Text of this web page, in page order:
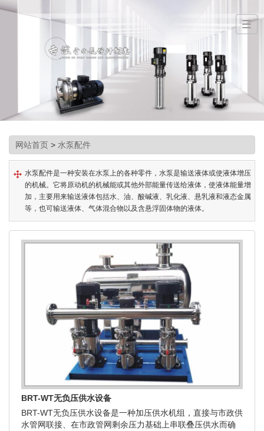
网站首页 > 水泵配件
水泵配件是一种安装在水泵上的各种零件，水泵是输送液体或使液体增压
的机械。它将原动机的机械能或其他外部能量传送给液体，使液体能量增
加，主要用来输送液体包括水、油、酸碱液、乳化液、悬乳液和液态金属
等，也可输送液体、气体混合物以及含悬浮固体物的液体。
BRT-WT无负压供水设备
BRT-WT无负压供水设备是一种加压供水机组，直接与市政供
水管网联接、在市政管网剩余压力基础上串联叠压供水而确